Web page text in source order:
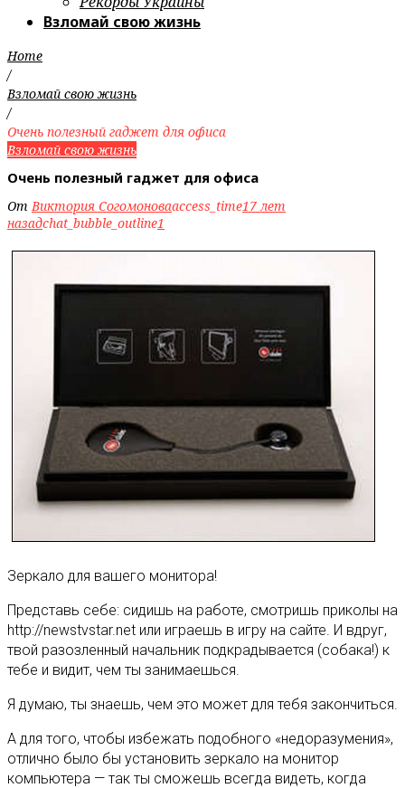
Взломай свою жизнь
Home
/
Взломай свою жизнь
/
Очень полезный гаджет для офиса
Взломай свою жизнь
Очень полезный гаджет для офиса
ОтВиктория Согомоноваaccess_time17 лет
назадchat_bubble_outline1
Зеркало для вашего монитора!
Представь себе: сидишь на работе, смотришь приколы на
http://newstvstar.net или играешь в игру на сайте. И вдруг,
твой разозленный начальник подкрадывается (собака!) к
тебе и видит, чем ты занимаешься.
Я думаю, ты знаешь, чем это может для тебя закончиться.
А для того, чтобы избежать подобного «недоразумения»,
отлично было бы установить зеркало на монитор
компьютера — так ты сможешь всегда видеть, когда